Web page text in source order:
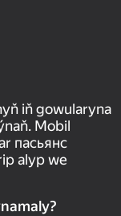
iň gowularyna
Mobil
пасьянс
alyp we